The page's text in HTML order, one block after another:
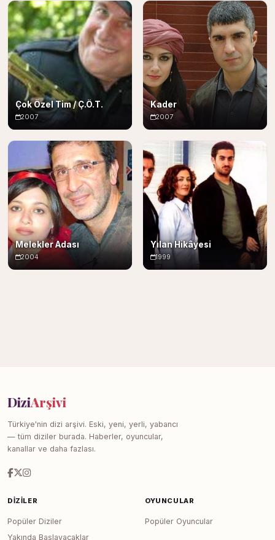
Çok Özel Tim / Ç.Ö.T.
2007
Kader
2007
Melekler Adası
2004
Yılan Hikâyesi
1999
DiziArşivi
Türkiye'nin dizi arşivi. Eski, yeni, yerli, yabancı
— tüm diziler burada. Haberler, oyuncular,
kanallar ve daha fazlası.
DIZILER
Popüler Diziler
Yakında Başlayacaklar
OYUNCULAR
Popüler Oyuncular